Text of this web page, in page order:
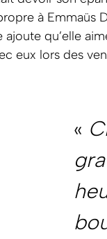
à Emmaüs
ajoute qu’elle
eux lors des
«